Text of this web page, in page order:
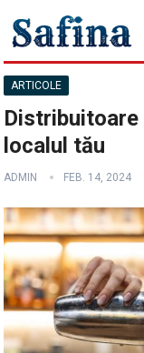
ARTICOLE
Distribuitoare
localul tău
ADMIN FEB. 14, 2024